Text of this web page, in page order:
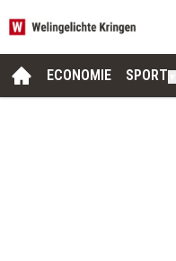
ECONOMIE SPORT